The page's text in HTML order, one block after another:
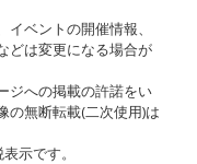
ベントの開催情報、
どは変更になる場合が
ジへの掲載の許諾をい
の無断転載(二次使用)は
示です。